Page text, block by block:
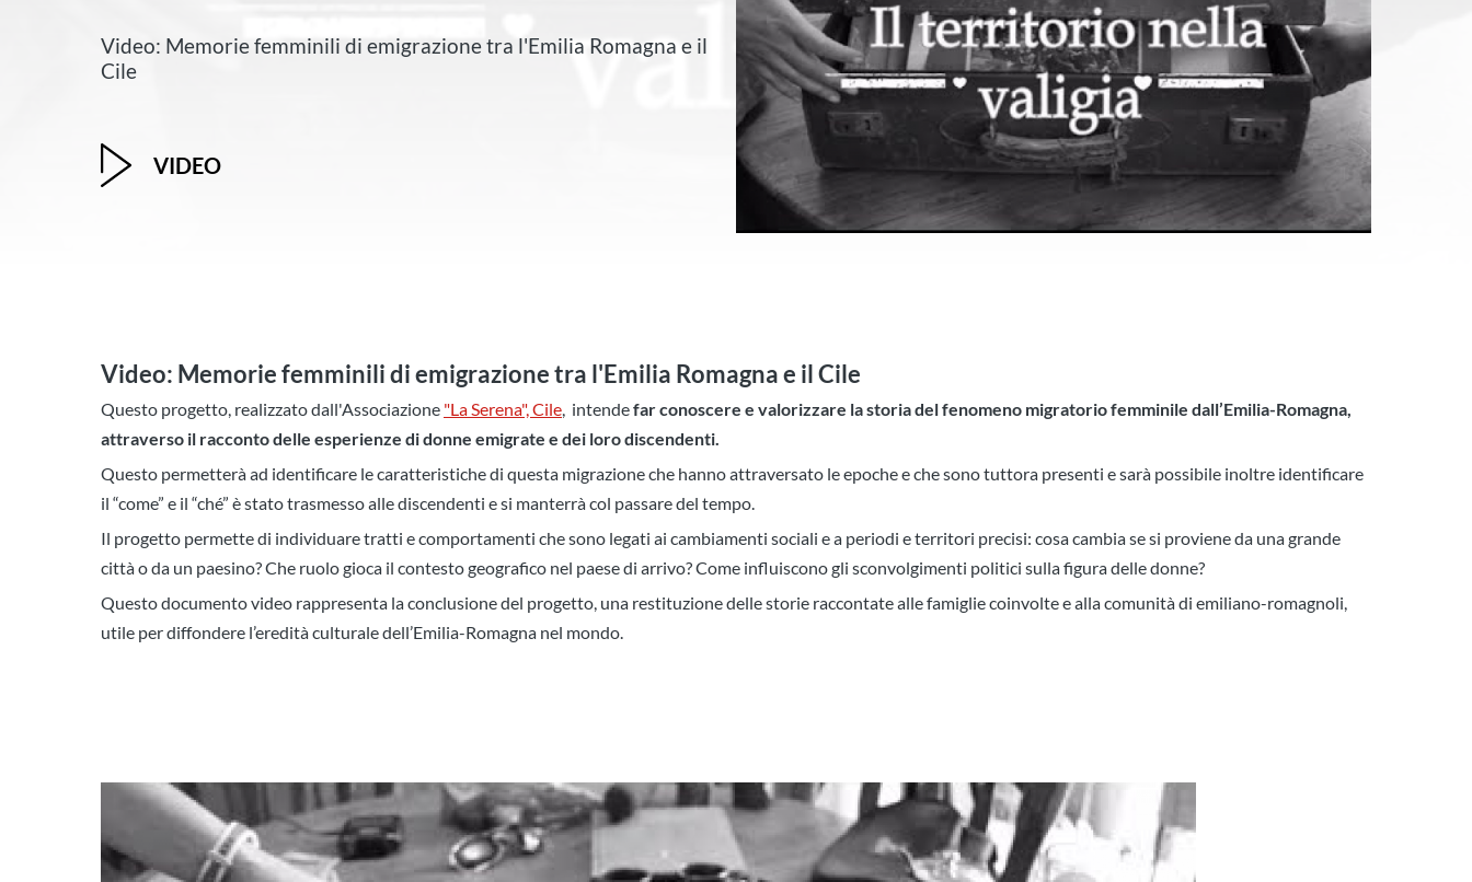
Video: Memorie femminili di emigrazione tra l'Emilia Romagna e il
Cile
VIDEO
Video: Memorie femminili di emigrazione tra l'Emilia Romagna e il Cile
Questo progetto, realizzato dall'Associazione "La Serena", Cile, intendefar conoscere e valorizzare la storia del fenomeno migratorio femminile dall’Emilia-Romagna,
attraverso il racconto delle esperienze di donne emigrate e dei loro discendenti.
Questo permetterà ad identificare le caratteristiche di questa migrazione che hanno attraversato le epoche e che sono tuttora presenti e sarà possibile inoltre identificare
il “come” e il “ché” è stato trasmesso alle discendenti e si manterrà col passare del tempo.
Il progetto permette di individuare tratti e comportamenti che sono legati ai cambiamenti sociali e a periodi e territori precisi: cosa cambia se si proviene da una grande
città o da un paesino? Che ruolo gioca il contesto geografico nel paese di arrivo? Come influiscono gli sconvolgimenti politici sulla figura delle donne?
Questo documento video rappresenta la conclusione del progetto, una restituzione delle storie raccontate alle famiglie coinvolte e alla comunità di emiliano-romagnoli,
utile per diffondere l’eredità culturale dell’Emilia-Romagna nel mondo.